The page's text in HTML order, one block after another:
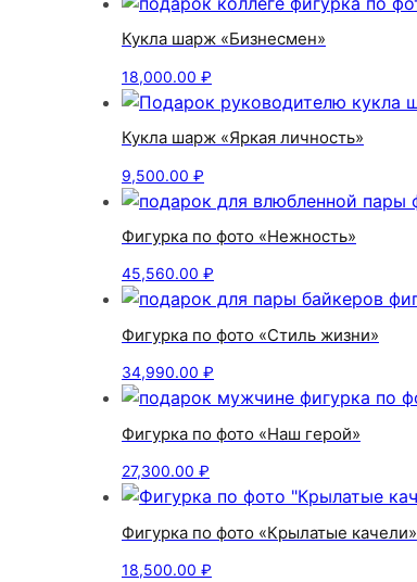
Кукла шарж «Бизнесмен»
18,000.00 ₽
Кукла шарж «Яркая личность»
9,500.00 ₽
Фигурка по фото «Нежность»
45,560.00 ₽
Фигурка по фото «Стиль жизни»
34,990.00 ₽
Фигурка по фото «Наш герой»
27,300.00 ₽
Фигурка по фото «Крылатые качели»
18,500.00 ₽